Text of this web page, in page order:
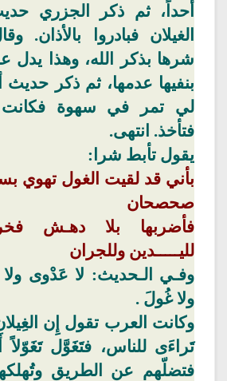
أحداً، ثم ذكر
الجزري
الغيلان فبادروا بالأذان.
شرها بذكر الله، وهذا يدل
بنفيها عدمها، ثم ذكر
لي تمر في سهوة
فتأخذ. انتهى.
يقول تأبط شرا:
بأني قد لقيت الغول تهوي
صحصحان
فأضربها بلا دهـش
لليـــــدين وللجران
وفـي الـحديث: لا عَدْوى
ولا غُولَ .
وكانت العرب تقول إِن
تَراءَى للناس، فتَغَوَّل تَغَوّلاً
فتضلّهم عن الطريق